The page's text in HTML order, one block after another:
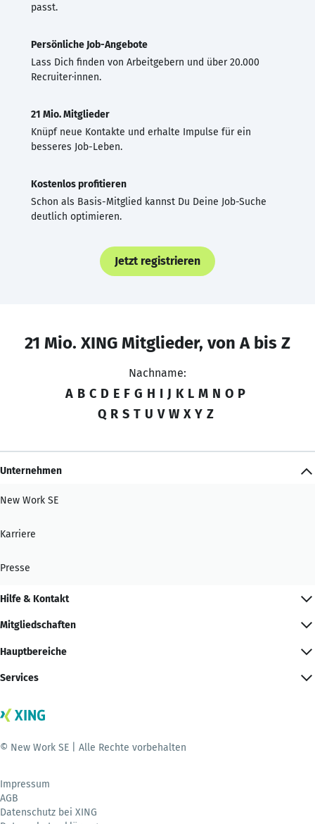
passt.
Persönliche Job-Angebote
Lass Dich finden von Arbeitgebern und über 20.000
Recruiter·innen.
21 Mio. Mitglieder
Knüpf neue Kontakte und erhalte Impulse für ein
besseres Job-Leben.
Kostenlos profitieren
Schon als Basis-Mitglied kannst Du Deine Job-Suche
deutlich optimieren.
Jetzt registrieren
21 Mio. XING Mitglieder, von A bis Z
Nachname:
A B C D E F G H I J K L M N O P
Q R S T U V W X Y Z
Unternehmen
New Work SE
Karriere
Presse
Hilfe & Kontakt
Mitgliedschaften
Hauptbereiche
Services
© New Work SE | Alle Rechte vorbehalten
Impressum
AGB
Datenschutz bei XING